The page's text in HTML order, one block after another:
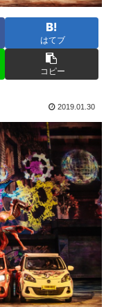
はてブ
コピー
2019.01.30